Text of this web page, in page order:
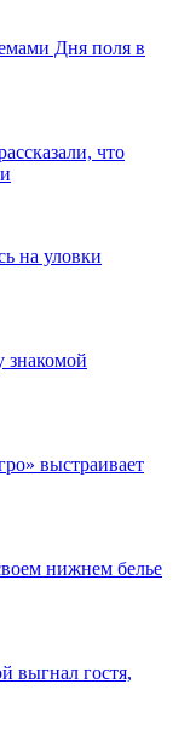
Дня поля в
что
на уловки
знакомой
выстраивает
нижнем белье
выгнал гостя,